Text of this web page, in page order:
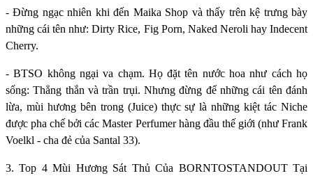
- Đừng ngạc nhiên khi đến Maika Shop và thấy trên kệ trưng bày
những cái tên như: Dirty Rice, Fig Porn, Naked Neroli hay Indecent
Cherry.
- BTSO không ngại va chạm. Họ đặt tên nước hoa như cách họ
sống: Thẳng thắn và trần trụi. Nhưng đừng để những cái tên đánh
lừa, mùi hương bên trong (Juice) thực sự là những kiệt tác Niche
được pha chế bởi các Master Perfumer hàng đầu thế giới (như Frank
Voelkl - cha đẻ của Santal 33).
3. Top 4 Mùi Hương Sát Thủ Của BORNTOSTANDOUT Tại